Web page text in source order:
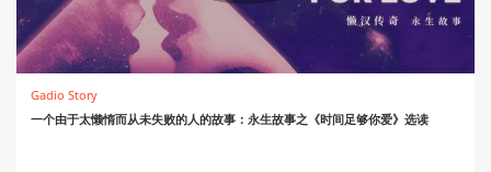
Gadio Story
一个由于太懒惰而从未失败的人的故事：永生故事之《时间足够你爱》选读